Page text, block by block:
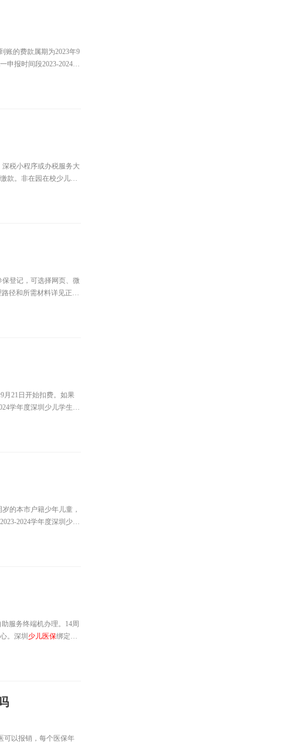
账的费款属期为2023年9
申报时间段2023-2024学
税小程序或办税服务大
款。非在园在校少儿缴
登记，可选择网页、微
径和所需材料详见正
月21日开始扣费。如果
学年度深圳少儿学生医
的本市户籍少年儿童，
2024学年度深圳少儿
服务终端机办理。14周
。深圳 少儿医保绑定社
可以报销，每个医保年